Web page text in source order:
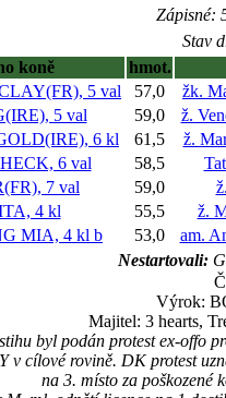
Zápisné:
Stav
koně
hmot.
5 val 57,0
žk.
5 val 59,0
ž.
6 kl 61,5
ž.
6 val 58,5
7 val 59,0
4 kl 55,5
ž.
MIA, 4 kl b 53,0
am.
Nestartovali:
Výrok:
Majitel: 3 hearts,
byl podán protest ex-offo
v cílové rovině. DK protest
na 3. místo za